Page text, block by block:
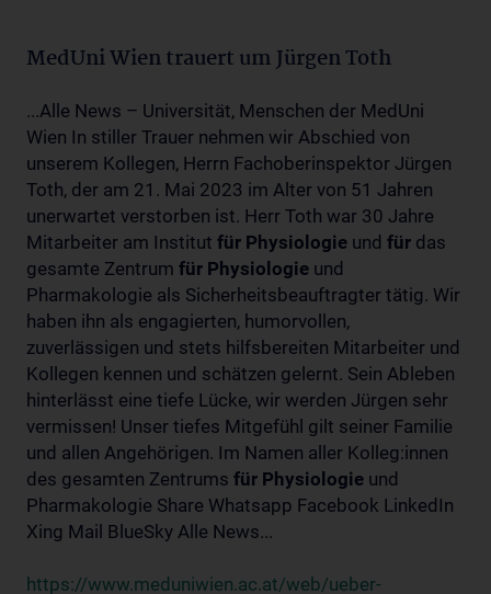
MedUni Wien trauert um Jürgen Toth
...Alle News – Universität, Menschen der MedUni
Wien In stiller Trauer nehmen wir Abschied von
unserem Kollegen, Herrn Fachoberinspektor Jürgen
Toth, der am 21. Mai 2023 im Alter von 51 Jahren
unerwartet verstorben ist. Herr Toth war 30 Jahre
Mitarbeiter am Institut für Physiologie und für das
gesamte Zentrum für Physiologie und
Pharmakologie als Sicherheitsbeauftragter tätig. Wir
haben ihn als engagierten, humorvollen,
zuverlässigen und stets hilfsbereiten Mitarbeiter und
Kollegen kennen und schätzen gelernt. Sein Ableben
hinterlässt eine tiefe Lücke, wir werden Jürgen sehr
vermissen! Unser tiefes Mitgefühl gilt seiner Familie
und allen Angehörigen. Im Namen aller Kolleg:innen
des gesamten Zentrums für Physiologie und
Pharmakologie Share Whatsapp Facebook LinkedIn
Xing Mail BlueSky Alle News...
https://www.meduniwien.ac.at/web/ueber-